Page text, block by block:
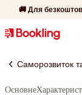
🚚 Для
Саморозвиток
Основне